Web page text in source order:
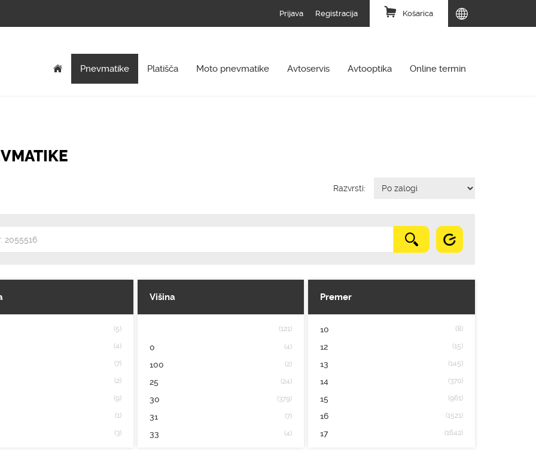
Prijava Registracija Košarica
Pnevmatike Platišča Moto pnevmatike Avtoservis Avtooptika Online termin
Razvrsti:
(5)
(4)
(7)
(2)
(9)
(1)
(3)
Višina
(121)
0 (4)
100 (2)
25 (24)
30 (379)
31 (7)
33 (4)
Premer
10 (8)
12 (15)
13 (145)
14 (370)
15 (961)
16 (1521)
17 (1642)